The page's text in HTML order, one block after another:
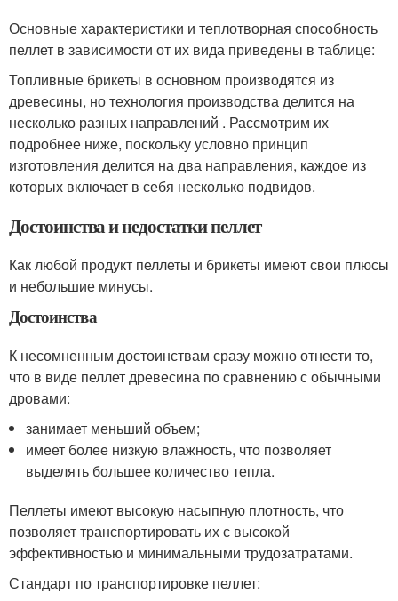
Основные характеристики и теплотворная способность
пеллет в зависимости от их вида приведены в таблице:
Топливные брикеты в основном производятся из
древесины, но технология производства делится на
несколько разных направлений . Рассмотрим их
подробнее ниже, поскольку условно принцип
изготовления делится на два направления, каждое из
которых включает в себя несколько подвидов.
Достоинства и недостатки пеллет
Как любой продукт пеллеты и брикеты имеют свои плюсы
и небольшие минусы.
Достоинства
К несомненным достоинствам сразу можно отнести то,
что в виде пеллет древесина по сравнению с обычными
дровами:
занимает меньший объем;
имеет более низкую влажность, что позволяет
выделять большее количество тепла.
Пеллеты имеют высокую насыпную плотность, что
позволяет транспортировать их с высокой
эффективностью и минимальными трудозатратами.
Стандарт по транспортировке пеллет: